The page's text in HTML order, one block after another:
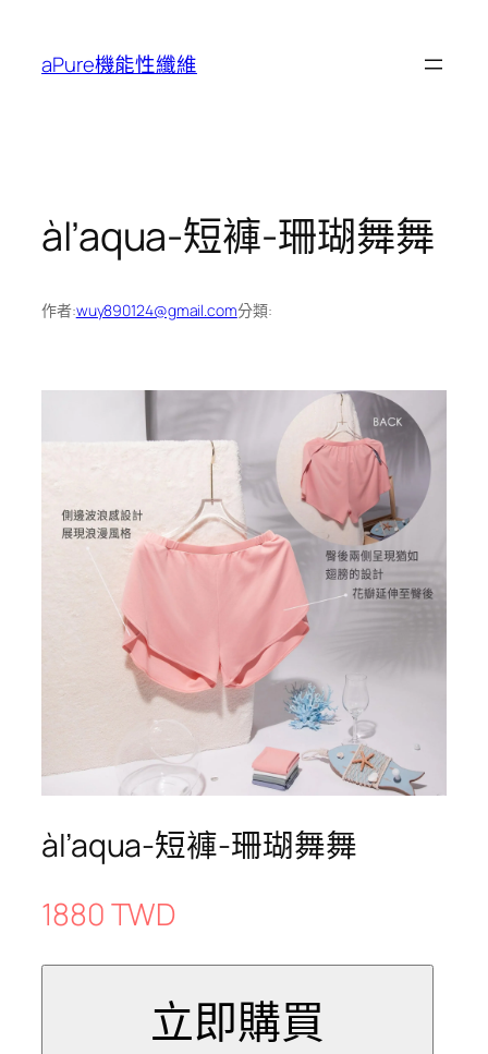
aPure機能性纖維
àl’aqua-短褲-珊瑚舞舞
作者:wuy890124@gmail.com分類:
àl’aqua-短褲-珊瑚舞舞
1880 TWD